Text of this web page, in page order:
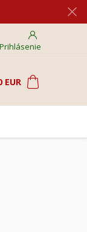
Prihlásenie
EUR